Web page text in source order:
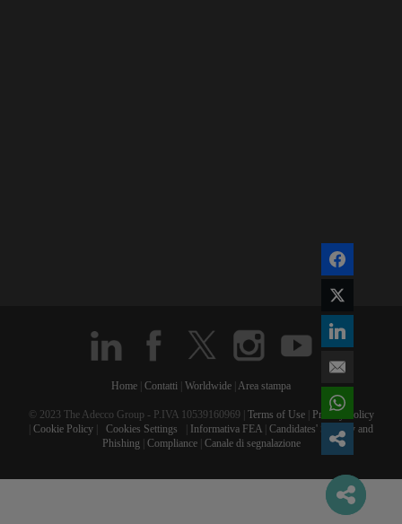
Home Contatti Worldwide Area stampa
© 2023 The Adecco Group - P.IVA 10539160969 | Terms of Use|
Privacy Policy
Cookie Policy Cookies Settings Informativa FEA Candidates' Security and
Phishing
Compliance| Canale di segnalazione